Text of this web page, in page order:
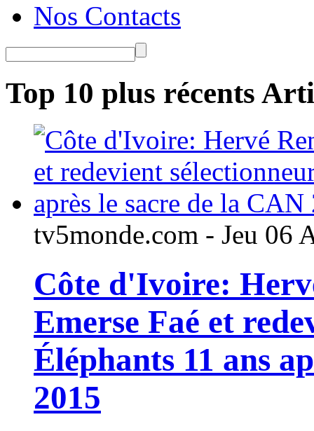
Nos Contacts
Top 10 plus récents
tv5monde.com - Jeu 06
Côte d'Ivoire:
Emerse Faé et
Éléphants 11 ans
2015